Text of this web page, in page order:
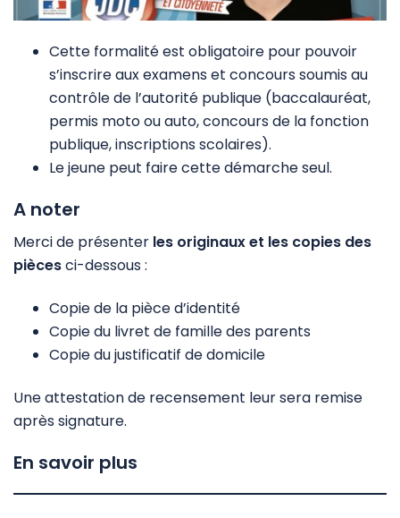
Cette formalité est obligatoire pour pouvoir
s’inscrire aux examens et concours soumis au
contrôle de l’autorité publique (baccalauréat,
permis moto ou auto, concours de la fonction
publique, inscriptions scolaires).
Le jeune peut faire cette démarche seul.
A noter
Merci de présenter les originaux et les copies des
piècesci-dessous:
Copie de la pièce d’identité
Copie du livret de famille des parents
Copie du justificatif de domicile
Une attestation de recensement leur sera remise
après signature.
En savoir plus